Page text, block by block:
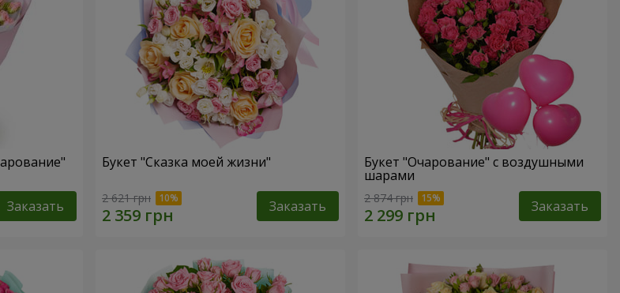
Заказать
Букет "Сказка моей жизни"
2 621 грн Заказать
Букет "Очарование" с воздушными
шарами
2 874 грн Заказать